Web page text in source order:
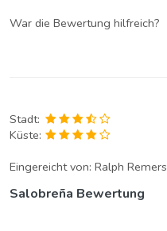
War die Bewertung hilfreich?
Stadt:
Küste:
Eingereicht von: Ralph Remers
Salobreña Bewertung